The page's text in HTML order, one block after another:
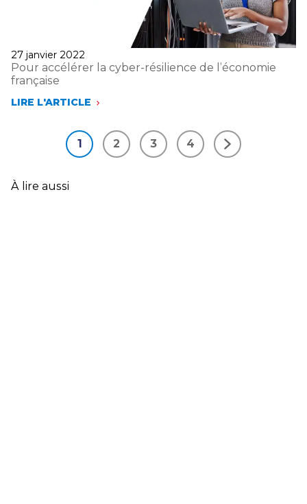
Publié
le
27 janvier 2022
Pour accélérer la cyber-résilience de l’économie
française
LIRE L'ARTICLE
POUR
RÉSILIENCE
L’ÉCONOMIE
FRANÇAISE
1 2 3 4
Suivant
À lire aussi